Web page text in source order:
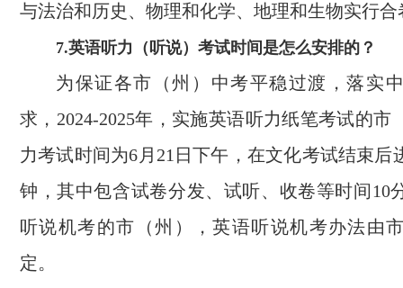
与法治和历史、物理和化学、地理和生物实行合
7.英语听力（听说）考试时间是怎么安排的？
为保证各市（州）中考平稳过渡，落实
求，2024-2025年，实施英语听力纸笔考试的市
力考试时间为6月21日下午，在文化考试结束后
钟，其中包含试卷分发、试听、收卷等时间10
听说机考的市（州），英语听说机考办法由
定。